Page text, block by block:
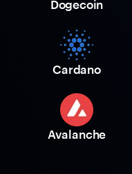
Dogecoin
Cardano
Avalanche